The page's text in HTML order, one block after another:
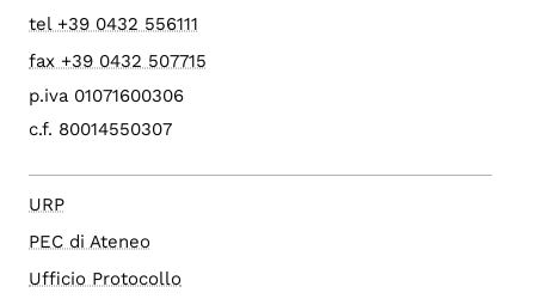
tel +39 0432 556111
fax +39 0432 507715
p.iva 01071600306
c.f. 80014550307
URP
PEC di Ateneo
Ufficio Protocollo